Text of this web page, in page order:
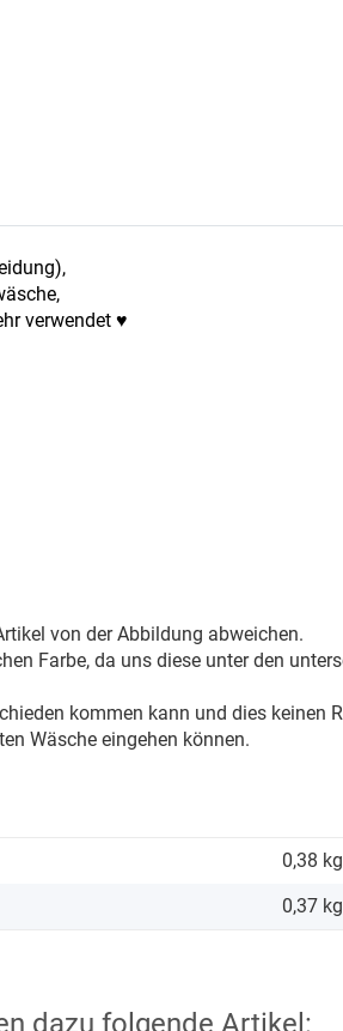
verwendet ♥
von der Abbildung abweichen.
Farbe, da uns diese unter den
kommen kann und dies keinen
Wäsche eingehen können.
0,38 kg
0,37 kg
dazu folgende Artikel: